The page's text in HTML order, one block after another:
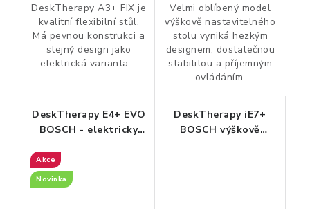
DeskTherapy A3+ FIX je
kvalitní flexibilní stůl.
Má pevnou konstrukci a
stejný design jako
elektrická varianta.
Velmi oblíbený model
výškově nastavitelného
stolu vyniká hezkým
designem, dostatečnou
stabilitou a příjemným
ovládáním.
DeskTherapy E4+ EVO
BOSCH - elektricky
Akce
Novinka
DeskTherapy iE7+
BOSCH výškově